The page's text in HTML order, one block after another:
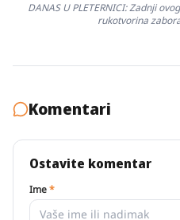
DANAS U PLETERNICI: Zadnji
rukotvorina
Komentari
Ostavite komentar
Ime*